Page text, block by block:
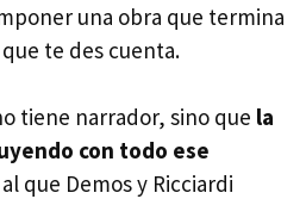
una obra que termina
te des cuenta.
tiene narrador, sino que la
con todo ese
al que Demos y Ricciardi